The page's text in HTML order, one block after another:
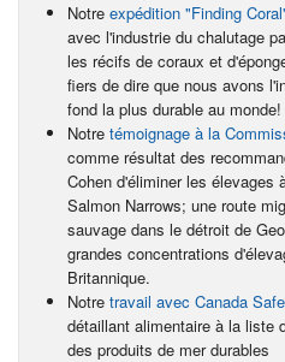
Notre expédition "Finding
avec l'industrie du chalutage
les récifs de coraux et
fiers de dire que nous avons
fond la plus durable au monde!
Notre témoignage à la
comme résultat des
Cohen d'éliminer les élevages
Salmon Narrows; une route
sauvage dans le détroit de
grandes concentrations
Britannique.
Notre travail avec Canada
détaillant alimentaire à la liste
des produits de mer durables